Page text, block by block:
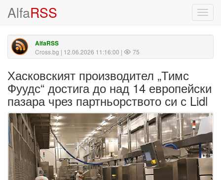
AlfaRSS
AlfaRSS
Cross.bg | 12.06.2026 11:16:00 | 75
Хасковският производител „Тимс
Фуудс“ достига до над 14 европейски
пазара чрез партньорството си с Lidl